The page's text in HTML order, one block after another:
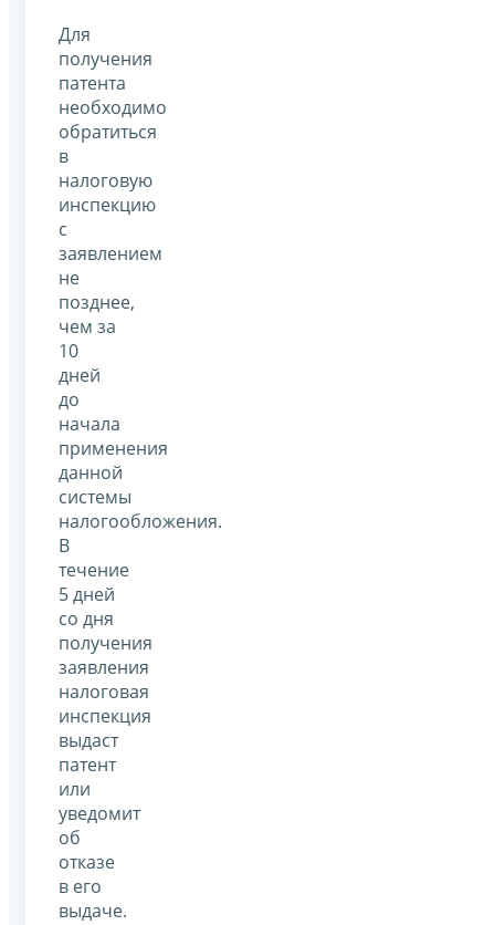
Для
получения
патента
необходимо
обратиться
в
налоговую
инспекцию
с
заявлением
не
позднее,
чем за
10
дней
до
начала
применения
данной
системы
налогообложения.
В
течение
5 дней
со дня
получения
заявления
налоговая
инспекция
выдаст
патент
или
уведомит
об
отказе
в его
выдаче.